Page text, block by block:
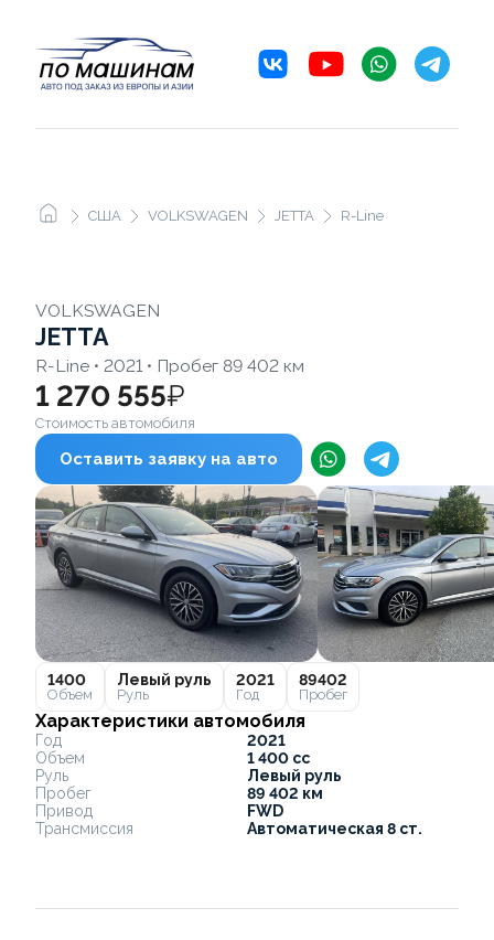
США VOLKSWAGEN JETTA R-Line
VOLKSWAGEN
JETTA
R-Line • 2021 • Пробег 89 402 км
1 270 555₽
Стоимость автомобиля
Оставить заявку на авто
1400
Объем
Левый руль
Руль
2021
Год
89402
Пробег
Характеристики автомобиля
Год
2021
Объем
1 400 cc
Руль
Левый руль
Пробег
89 402 км
Привод
FWD
Трансмиссия
Автоматическая 8 ст.